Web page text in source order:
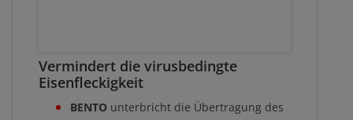
Vermindert die virusbedingte
Eisenfleckigkeit
BENTO unterbricht die Übertragung des